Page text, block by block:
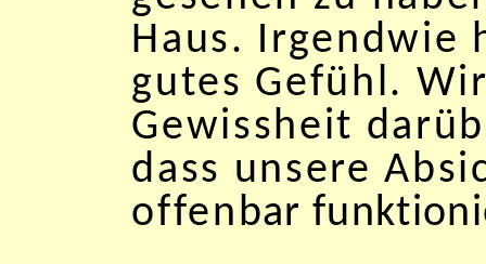
Haus. Irgendwie
gutes Gefühl.
Gewissheit
dass unsere
offenbar